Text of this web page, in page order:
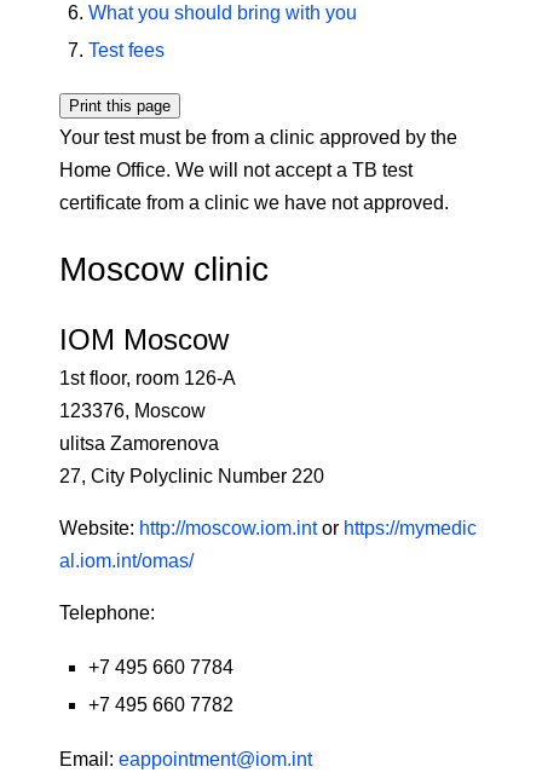
What you should bring with you
Test fees
Print this page
Your test must be from a clinic approved by the
Home Office. We will not accept a TB test
certificate from a clinic we have not approved.
Moscow clinic
IOM Moscow
1st floor, room 126-A
123376, Moscow
ulitsa Zamorenova
27, City Polyclinic Number 220
Website: http://moscow.iom.intor https://mymedic
al.iom.int/omas/
Telephone:
+7 495 660 7784
+7 495 660 7782
Email: eappointment@iom.int